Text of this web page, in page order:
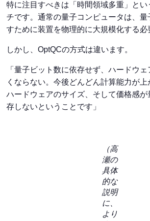
特に注目すべきは「時間領域多重」と
チです。通常の量子コンピュータは、
すために装置を物理的に大規模化する必
しかし、OptQCの方式は違います。
「量子ビット数に依存せず、ハードウ
くならない。今後どんどん計算能力が上
ハードウェアのサイズ、そして価格感
存しないということです」
（高
瀬の
具体
的な
説明
に、
より